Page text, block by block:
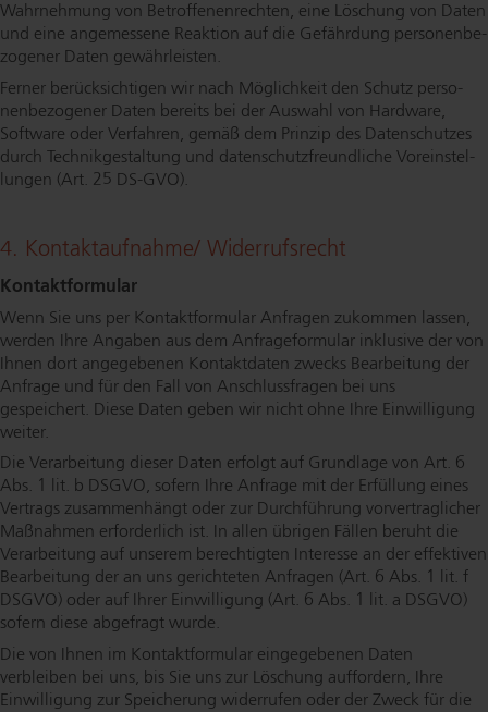
Wahrnehmung von Be­trof­fe­nen­rech­ten, eine Löschung von Daten
und eine angemessene Reaktion auf die Gefährdung per­so­nen­be­
zo­ge­ner Daten gewährleisten.
Ferner be­rück­sich­ti­gen wir nach Möglichkeit den Schutz per­so­
nen­be­zo­ge­ner Daten bereits bei der Auswahl von Hardware,
Software oder Verfahren, gemäß dem Prinzip des Datenschutzes
durch Tech­nik­ge­stal­tung und da­ten­schutz­freund­li­che Vor­ein­stel­
lun­gen (Art. 25 DS-GVO).
4. Kon­takt­auf­nah­me/ Wi­der­rufs­recht
Kon­takt­for­mu­lar
Wenn Sie uns per Kon­takt­for­mu­lar Anfragen zukommen lassen,
werden Ihre Angaben aus dem An­fra­ge­for­mu­lar inklusive der von
Ihnen dort angegebenen Kontaktdaten zwecks Bearbeitung der
Anfrage und für den Fall von An­schluss­fra­gen bei uns
gespeichert. Diese Daten geben wir nicht ohne Ihre Einwilligung
weiter.
Die Verarbeitung dieser Daten erfolgt auf Grundlage von Art. 6
Abs. 1 lit. b DSGVO, sofern Ihre Anfrage mit der Erfüllung eines
Vertrags zusammenhängt oder zur Durchführung vor­ver­trag­li­cher
Maßnahmen erforderlich ist. In allen übrigen Fällen beruht die
Verarbeitung auf unserem berechtigten Interesse an der effektiven
Bearbeitung der an uns gerichteten Anfragen (Art. 6 Abs. 1 lit. f
DSGVO) oder auf Ihrer Einwilligung (Art. 6 Abs. 1 lit. a DSGVO)
sofern diese abgefragt wurde.
Die von Ihnen im Kon­takt­for­mu­lar eingegebenen Daten
verbleiben bei uns, bis Sie uns zur Löschung auffordern, Ihre
Einwilligung zur Speicherung widerrufen oder der Zweck für die